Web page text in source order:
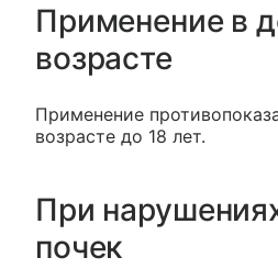
Применение в
возрасте
Применение
возрасте до 18 лет.
При
почек